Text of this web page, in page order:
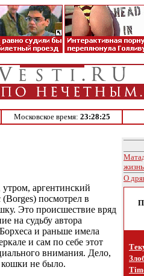
Московское время: 23:28:25
аргентинский
посмотрел в
Это происшествие вряд
на судьбу автора
и раньше имела
и сам по себе этот
внимания. Дело,
кошки не было.
О